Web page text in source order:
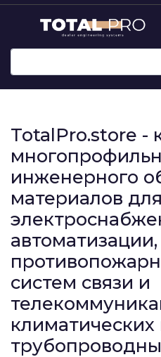
TotalPro.store -
инженерного
материалов
систем связи и
климатических